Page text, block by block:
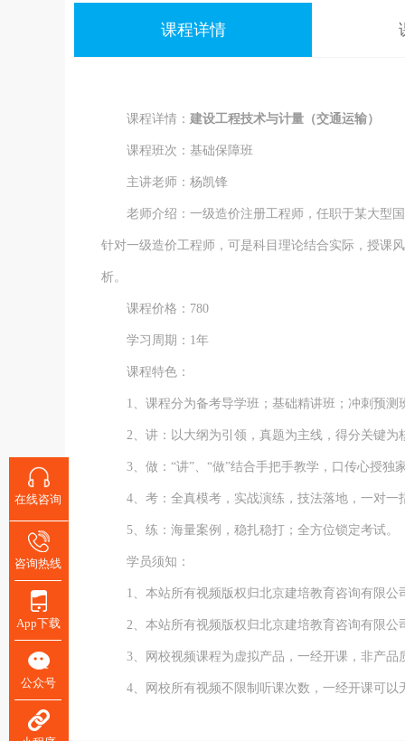
课程详情
课程详情： 建设工程技术与计量（交通运输）
课程班次：基础保障班
主讲老师：杨凯锋
老师介绍：一级造价注册工程师，任职于某大型国
针对一级造价工程师，可是科目理论结合实际，授课
析。
课程价格：780
学习周期：1年
课程特色：
1、课程分为备考导学班；基础精讲班；冲刺预测
2、讲：以大纲为引领，真题为主线，得分关键为
3、做：“讲”、“做”结合手把手教学，口传心授独
4、考：全真模考，实战演练，技法落地，一对一
5、练：海量案例，稳扎稳打；全方位锁定考试。
学员须知：
1、本站所有视频版权归北京建培教育咨询有限公
2、本站所有视频版权归北京建培教育咨询有限公
3、网校视频课程为虚拟产品，一经开课，非产品
4、网校所有视频不限制听课次数，一经开课可以
在线咨询
咨询热线
App下载
公众号